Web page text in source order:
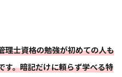
理士資格の勉強が初めての人も
す。暗記だけに頼らず学べる特